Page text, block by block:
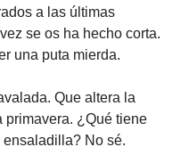
a las últimas
se os ha hecho corta.
una puta mierda.
Que altera la
primavera. ¿Qué tiene
No sé.